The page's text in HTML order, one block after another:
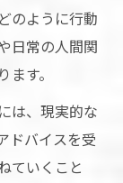
のように行動
日常の人間関
す。
は、現実的な
ドバイスを受
ていくこと